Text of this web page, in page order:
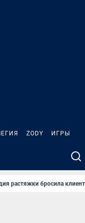
ZODY ИГРЫ
растяжки бросила